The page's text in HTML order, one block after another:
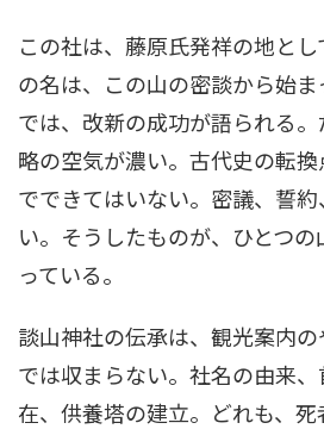
この社は、藤原氏発祥の地と
の名は、この山の密談から始
では、改新の成功が語られる
略の空気が濃い。古代史の転
でできてはいない。密議、誓
い。そうしたものが、ひとつ
っている。
談山神社の伝承は、観光案内
では収まらない。社名の由来
在、供養塔の建立。どれも、